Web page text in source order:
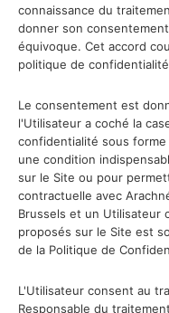
connaissance du
donner son
équivoque. Cet accord
politique de
Le consentement est
l'Utilisateur a coché la
confidentialité sous
une condition
sur le Site ou pour
contractuelle avec
Brussels et un Utilisateur
proposés sur le Site est
de la Politique de
L'Utilisateur consent au
Responsable du